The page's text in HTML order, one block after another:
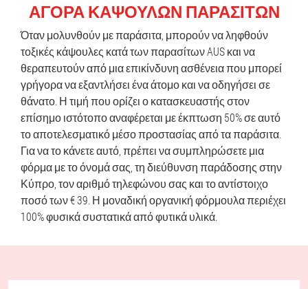
ΑΓΟΡΆ ΚΑΨΟΥΛΏΝ ΠΑΡΑΣΊΤΩΝ
Όταν μολυνθούν με παράσιτα, μπορούν να ληφθούν
τοξικές κάψουλες κατά των παρασίτων AUS και να
θεραπευτούν από μια επικίνδυνη ασθένεια που μπορεί
γρήγορα να εξαντλήσει ένα άτομο και να οδηγήσει σε
θάνατο. Η τιμή που ορίζει ο κατασκευαστής στον
επίσημο ιστότοπο αναφέρεται με έκπτωση 50% σε αυτό
το αποτελεσματικό μέσο προστασίας από τα παράσιτα.
Για να το κάνετε αυτό, πρέπει να συμπληρώσετε μια
φόρμα με το όνομά σας, τη διεύθυνση παράδοσης στην
Κύπρο, τον αριθμό τηλεφώνου σας και το αντίστοιχο
ποσό των € 39. Η μοναδική οργανική φόρμουλα περιέχει
100% φυσικά συστατικά από φυτικά υλικά.